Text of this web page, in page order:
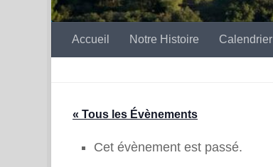
Accueil Notre Histoire Calendrier
« Tous les Évènements
Cet évènement est passé.